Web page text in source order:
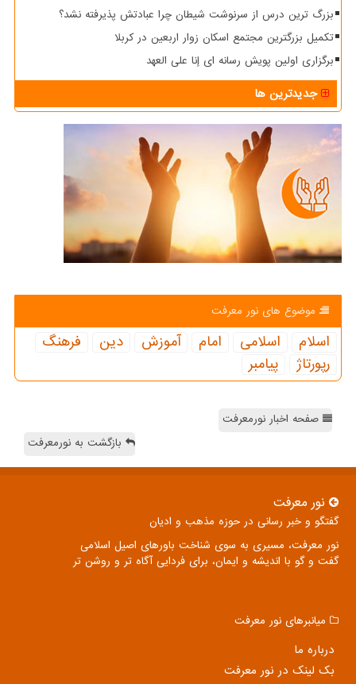
بزرگ ترین درس از سرنوشت شیطان چرا عبادتش پذیرفته نشد؟
تکمیل بزرگترین مجتمع اسکان زوار اربعین در کربلا
برگزاری اولین پویش رسانه ای إنا علی العهد
جدیدترین ها
موضوع های نور معرفت
اسلام اسلامی امام آموزش دین
فرهنگ
رپورتاژ
پیامبر
صفحه اخبار نورمعرفت
بازگشت به نورمعرفت
نور معرفت
گفتگو و خبر رسانی در حوزه مذهب و ادیان
نور معرفت، مسیری به سوی شناخت باورهای اصیل اسلامی
گفت و گو با اندیشه و ایمان، برای فردایی آگاه تر و روشن تر
میانبرهای نور معرفت
درباره ما
بک لینک در نور معرفت